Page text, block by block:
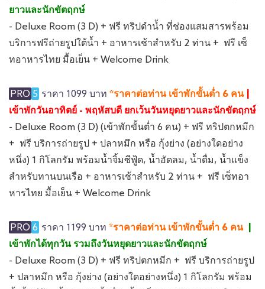
ยาวและนักขัตฤกษ์
- Deluxe Room (3 D) + ฟรี ทริปดำน้ำ ที่ช่องแสมสารพร้อม
บริการฟรีถ่ายรูปใต้น้ำ + อาหารเช้าสำหรับ 2 ท่าน + ฟรี เซ็
ทอาหารไทย มื้อเย็น + Welcome Drink
PRO 5 ราคา 1099 บาท *ราคาต่อท่าน เข้าพักขั้นต่ำ 6 คน|
เข้าพักวันอาทิตย์ - พฤหัสบดี ยกเว้นวันหยุดยาวและนักขัตฤกษ์
- Deluxe Room (3 D) (เข้าพักขั้นต่ำ 6 คน) + ฟรี ทริปตกหมีก
+ ฟรี บริการถ่ายรูป + ปลาหมึก หรือ กุ้งย่าง (อย่างใดอย่าง
หนึ่ง) 1 กิโลกรัม พร้อมน้ำจิ้มซีฟู้ด, น้ำอัดลม, น้ำดื่ม, น้ำแข็ง
สำหรับทานบนเรือ + อาหารเช้าสำหรับ 2 ท่าน + ฟรี เซ็ทอา
หารไทย มื้อเย็น + Welcome Drink
PRO 6 ราคา 1199 บาท *ราคาต่อท่าน เข้าพักขั้นต่ำ 6 คน|
เข้าพักได้ทุกวัน รวมถึงวันหยุดยาวและนักขัตฤกษ์
- Deluxe Room (3 D) + ฟรี ทริปตกหมีก + ฟรี บริการถ่ายรูป
+ ปลาหมึก หรือ กุ้งย่าง (อย่างใดอย่างหนึ่ง) 1 กิโลกรัม พร้อม